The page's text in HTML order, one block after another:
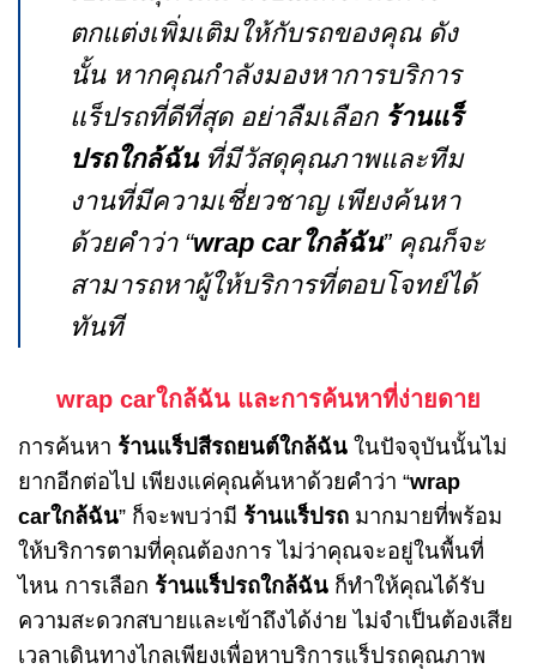
ตกแต่งเพิ่มเติมให้กับรถของคุณ ดัง
นั้น หากคุณกำลังมองหาการบริการ
แร็ปรถที่ดีที่สุด อย่าลืมเลือก ร้านแร็
ปรถใกล้ฉันที่มีวัสดุคุณภาพและทีม
งานที่มีความเชี่ยวชาญ เพียงค้นหา
ด้วยคำว่า “wrap carใกล้ฉัน” คุณก็จะ
สามารถหาผู้ให้บริการที่ตอบโจทย์ได้
ทันที
wrap carใกล้ฉัน และการค้นหาที่ง่ายดาย
การค้นหา ร้านแร็ปสีรถยนต์ใกล้ฉัน ในปัจจุบันนั้นไม่
ยากอีกต่อไป เพียงแค่คุณค้นหาด้วยคำว่า “wrap
carใกล้ฉัน” ก็จะพบว่ามี ร้านแร็ปรถ มากมายที่พร้อม
ให้บริการตามที่คุณต้องการ ไม่ว่าคุณจะอยู่ในพื้นที่
ไหน การเลือก ร้านแร็ปรถใกล้ฉัน ก็ทำให้คุณได้รับ
ความสะดวกสบายและเข้าถึงได้ง่าย ไม่จำเป็นต้องเสีย
เวลาเดินทางไกลเพียงเพื่อหาบริการแร็ปรถคุณภาพ